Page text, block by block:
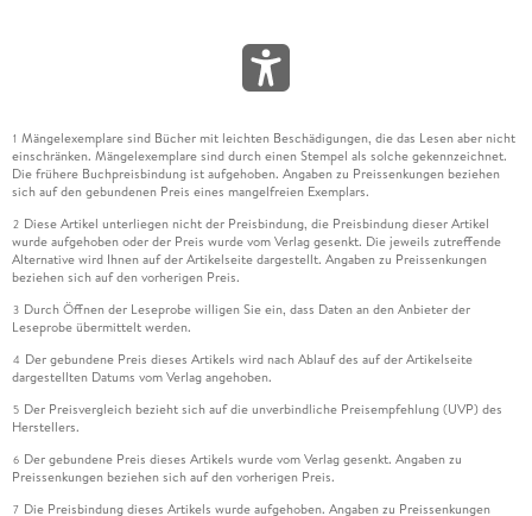
1 Mängelexemplare sind Bücher mit leichten Beschädigungen, die das Lesen aber nicht
einschränken. Mängelexemplare sind durch einen Stempel als solche gekennzeichnet.
Die frühere Buchpreisbindung ist aufgehoben. Angaben zu Preissenkungen beziehen
sich auf den gebundenen Preis eines mangelfreien Exemplars.
2 Diese Artikel unterliegen nicht der Preisbindung, die Preisbindung dieser Artikel
wurde aufgehoben oder der Preis wurde vom Verlag gesenkt. Die jeweils zutreffende
Alternative wird Ihnen auf der Artikelseite dargestellt. Angaben zu Preissenkungen
beziehen sich auf den vorherigen Preis.
3 Durch Öffnen der Leseprobe willigen Sie ein, dass Daten an den Anbieter der
Leseprobe übermittelt werden.
4 Der gebundene Preis dieses Artikels wird nach Ablauf des auf der Artikelseite
dargestellten Datums vom Verlag angehoben.
5 Der Preisvergleich bezieht sich auf die unverbindliche Preisempfehlung (UVP) des
Herstellers.
6 Der gebundene Preis dieses Artikels wurde vom Verlag gesenkt. Angaben zu
Preissenkungen beziehen sich auf den vorherigen Preis.
7 Die Preisbindung dieses Artikels wurde aufgehoben. Angaben zu Preissenkungen